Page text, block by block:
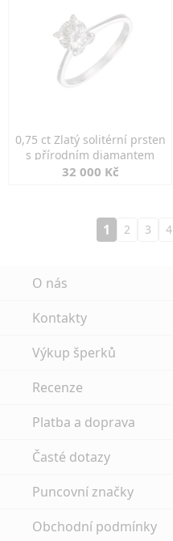
0,75 ct Zlatý solitérní prsten
s přírodním diamantem
32 000 Kč
1 2 3 4
O nás
Kontakty
Výkup šperků
Recenze
Platba a doprava
Časté dotazy
Puncovní značky
Obchodní podmínky